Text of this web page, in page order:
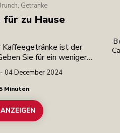
Getränke
zu Hause
Kaffeegetränke ist der
Sie für ein weniger
heißes Wasser hinzu.
04 December 2024
5 Minuten